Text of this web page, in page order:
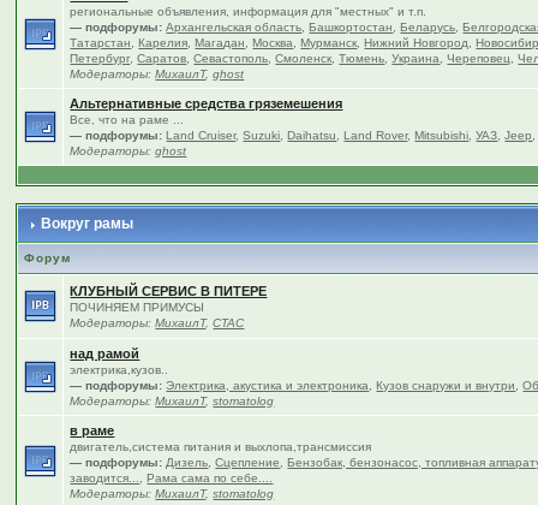
региональные объявления, информация для "местных" и т.п.
— подфорумы: Архангельская область ,Башкортостан ,Беларусь ,
Татарстан
,Карелия ,Магадан ,Москва ,Мурманск ,Нижний Новгород ,
Петербург,Саратов ,Севастополь ,Смоленск ,Тюмень ,Украина ,Череповец ,
Модераторы:МихаилТ,ghost
Альтернативные средства гряземешения
Все, что на раме ...
— подфорумы: Land Cruiser,Suzuki ,Daihatsu ,Land Rover,Mitsubishi ,УАЗ ,Jeep
Модераторы:ghost
Вокруг рамы
Форум
КЛУБНЫЙ СЕРВИС В ПИТЕРЕ
ПОЧИНЯЕМ ПРИМУСЫ
Модераторы:МихаилТ,CTAC
над рамой
электрика,кузов..
— подфорумы: Электрика, акустика и электроника ,Кузов снаружи и внутри ,
Модераторы:МихаилТ,stomatolog
в раме
двигатель,система питания и выхлопа,трансмиссия
— подфорумы: Дизель ,Сцепление ,Бензобак, бензонасос, топливная
заводится...
,Рама сама по себе....
Модераторы:МихаилТ,stomatolog